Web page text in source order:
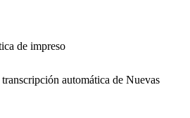
de impreso
automática de Nuevas